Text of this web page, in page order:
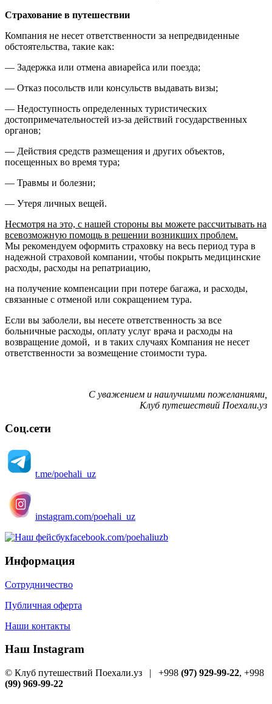
Страхование в путешествии
Компания не несет ответственности за непредвиденные
обстоятельства, такие как:
— Задержка или отмена авиарейса или поезда;
— Отказ посольств или консульств выдавать визы;
— Недоступность определенных туристических
достопримечательностей из-за действий государственных
органов;
— Действия средств размещения и других объектов,
посещенных во время тура;
— Травмы и болезни;
— Утеря личных вещей.
Несмотря на это, с нашей стороны вы можете рассчитывать на
всевозможную помощь в решении возникших проблем.
Мы рекомендуем оформить страховку на весь период тура в
надежной страховой компании, чтобы покрыть медицинские
расходы, расходы на репатриацию,
на получение компенсации при потере багажа, и расходы,
связанные с отменой или сокращением тура.
Если вы заболели, вы несете ответственность за все
больничные расходы, оплату услуг врача и расходы на
возвращение домой, и в таких случаях Компания не несет
ответственности за возмещение стоимости тура.
С уважением и наилучшими пожеланиями,
Клуб путешествий Поехали.уз
Соц.сети
t.me/poehali_uz
instagram.com/poehali_uz
facebook.com/poehaliuzb
Информация
Сотрудничество
Публичная оферта
Наши контакты
Наш Instagram
© Клуб путешествий Поехали.уз | +998 (97) 929-99-22, +998
(99) 969-99-22